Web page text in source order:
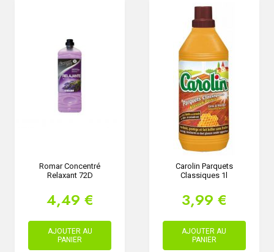
Romar Concentré
Relaxant 72D
4,49 €
AJOUTER AU
PANIER
Carolin Parquets
Classiques 1l
3,99 €
AJOUTER AU
PANIER